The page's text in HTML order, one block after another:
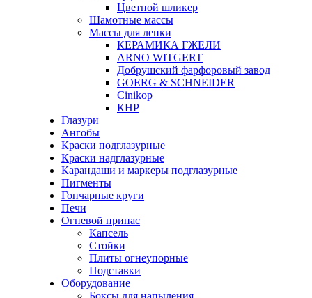
Цветной шликер
Шамотные массы
Массы для лепки
КЕРАМИКА ГЖЕЛИ
ARNO WITGERT
Добрушский фарфоровый завод
GOERG & SCHNEIDER
Cinikop
КНР
Глазури
Ангобы
Краски подглазурные
Краски надглазурные
Карандаши и маркеры подглазурные
Пигменты
Гончарные круги
Печи
Огневой припас
Капсель
Стойки
Плиты огнеупорные
Подставки
Оборудование
Боксы для напыления